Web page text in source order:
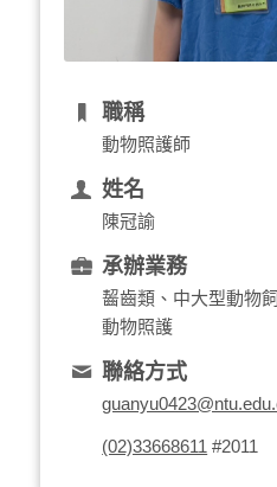
職稱
動物照護師
姓名
陳冠諭
承辦業務
齧齒類、中大型動物
動物照護
聯絡方式
(02)33668611 #2011